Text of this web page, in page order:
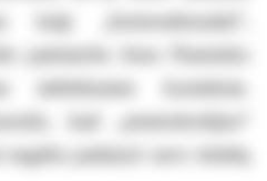
kaip „homoseksualai“,
patriarcho Jono Pasninko
stebėtiname kontekste.
kad „arsenokoitijos“
padaryti savo teisėtų